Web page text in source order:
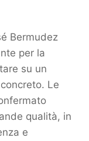
Bermudez
per la
su un
Le
qualità, in
e